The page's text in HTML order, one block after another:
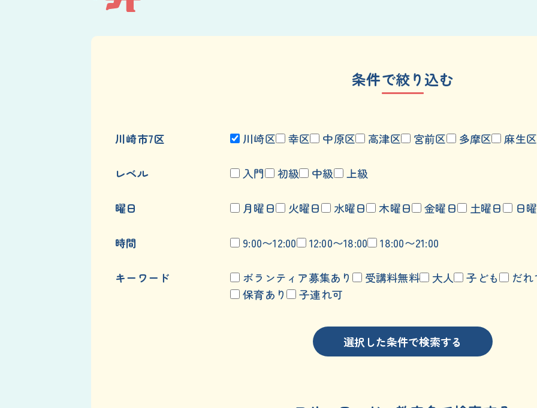
条件で絞り込む
川崎市7区 川崎区 幸区 中原区 高津区 宮前区 多摩区 麻生区
レベル 入門 初級 中級 上級
曜日 月曜日 火曜日 水曜日 木曜日 金曜日 土曜日 日
時間 9:00〜12:00 12:00〜18:00 18:00〜21:00
キーワード ボランティア募集あり 受講料無料 大人 子ども
だ
保育あり
子連れ可
選択した条件で検索する